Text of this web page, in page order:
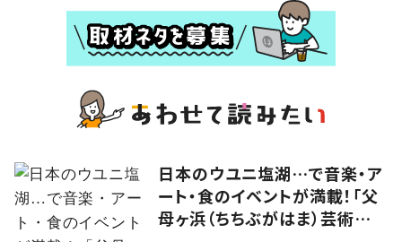
日本のウユニ塩湖…で音楽・ア
ート・食のイベントが満載！「父
母ヶ浜（ちちぶがはま）芸術祭